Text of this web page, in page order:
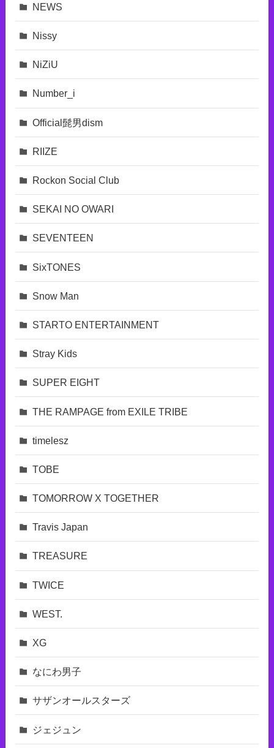
NEWS
Nissy
NiZiU
Number_i
Official髭男dism
RIIZE
Rockon Social Club
SEKAI NO OWARI
SEVENTEEN
SixTONES
Snow Man
STARTO ENTERTAINMENT
Stray Kids
SUPER EIGHT
THE RAMPAGE from EXILE TRIBE
timelesz
TOBE
TOMORROW X TOGETHER
Travis Japan
TREASURE
TWICE
WEST.
XG
なにわ男子
サザンオールスターズ
ジェジュン